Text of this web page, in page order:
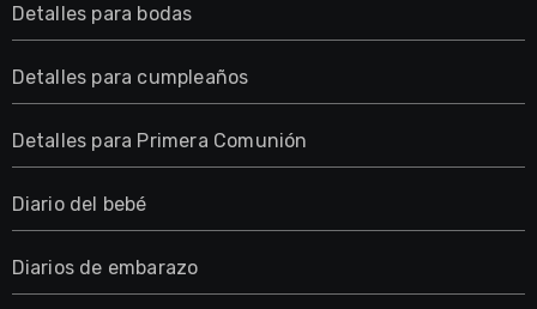
Detalles para bodas
Detalles para cumpleaños
Detalles para Primera Comunión
Diario del bebé
Diarios de embarazo